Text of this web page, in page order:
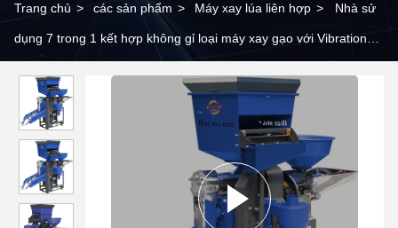
Trang chủ > các sản phẩm > Máy xay lúa liên hợp > Nhà sử
dụng 7 trong 1 kết hợp không gỉ loại máy xay gạo với Vibration